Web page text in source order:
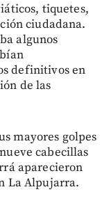
tiquetes,
ciudadana.
algunos
definitivos en
de las
mayores golpes
cabecillas
aparecieron
La Alpujarra.